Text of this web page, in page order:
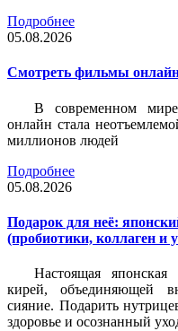
Подробнее
05.08.2026
Смотреть фильмы
В современном
онлайн стала
миллионов людей
Подробнее
05.08.2026
Подарок для неё:
(пробиотики, коллаген и
Настоящая
кирей, объединяющей
сияние. Подарить
здоровье и осознанный